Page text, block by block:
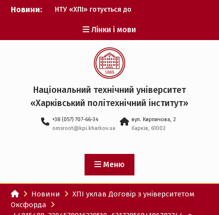
Перейти
Новини:
НТУ «ХПІ» готується до
Музичні таланти ХПІ
запрошуються на
Всеукраїнський
фестиваль «Червона
рута – 2027»
ХПІ уклав угоду про
партнерство з ДержНДІ
технологій кібербезпеки
Головнокомандувачем
Збройних Сил України
участю ХПІ обговорили
перспективи українсько-
іспанського
технологічного
партнерства
Лінки і мови
Національний технічний університет
«Харківський політехнічний iнститут»
+38 (057) 707-66-34
omsroot@kpi.kharkov.ua
вул. Кирпичова, 2
Харків, 61002
Меню
Новини
ХПІ уклав Договір з університетом
Оксфорда